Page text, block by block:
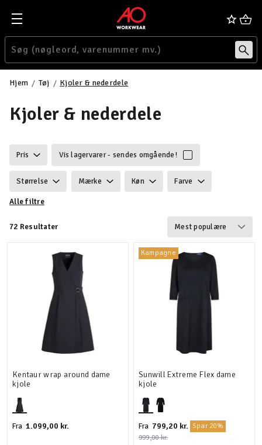
Hjem Tøj Kjoler & nederdele
Kjoler & nederdele
Pris Vis lagervarer - sendes omgående!
Størrelse Mærke Køn Farve
Ansvarlighed
Velegnet til
Alle filtre
72 Resultater
Kentaur wrap around dame
kjole
Fra 1.099,00 kr.
Kampagne
Sunwill Extreme Flex dame
kjole
Fra 799,20 kr. Spar 20%
999,00 kr.